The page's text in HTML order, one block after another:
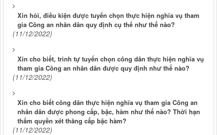
Xin hỏi, điều kiện được tuyển chọn thực hiện nghĩa vụ tham
gia Công an nhân dân quy định cụ thể như thế nào?
(11/12/2022)
Xin cho biết, trình tự tuyển chọn công dân thực hiện nghĩa vụ
tham gia Công an nhân dân được quy định như thế nào?
(11/12/2022)
Xin cho biết công dân thực hiện nghĩa vụ tham gia Công an
nhân dân được phong cấp, bậc, hàm như thế nào? Thời hạn
thẩm quyền xét thăng cấp bậc hàm?
(11/12/2022)